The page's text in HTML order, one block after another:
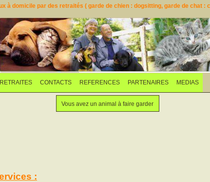
à domicile par des retraités ( garde de chien : dogsitting, garde de chat :
RETRAITES
Vous souhaitez garder un animal
CONTACTS REFERENCES PARTENAIRES MEDIAS
Vous avez un animal à faire garder
: